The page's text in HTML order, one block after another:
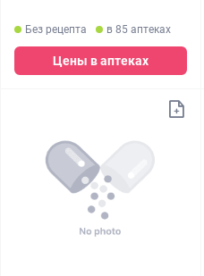
Без рецепта в 85 аптеках
Цены в аптеках